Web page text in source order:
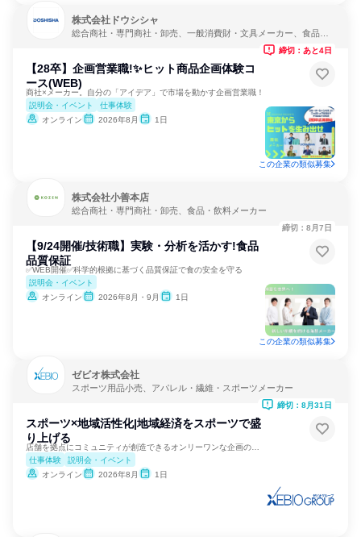
株式会社ドウシシャ
総合商社・専門商社・卸売、一般消費財・文具メーカー、食品・
【28卒】企画営業職!✨ヒット商品企画体験コ
ース(WEB)
商社×メーカー。自分の「アイデア」で市場を動かす企画営業職！
説明会・イベント
仕事体験
オンライン
2026年8月 1日
締切：あと4日
この企業の類似募集
株式会社小善本店
総合商社・専門商社・卸売、食品・飲料メーカー
【9/24開催/技術職】実験・分析を活かす!食品
品質保証
✅WEB開催✅科学的根拠に基づく品質保証で食の安全を守る
説明会・イベント
オンライン
2026年8月・9月 1日
締切：8月7日
この企業の類似募集
ゼビオ株式会社
スポーツ用品小売、アパレル・繊維・スポーツメーカー
スポーツ×地域活性化|地域経済をスポーツで盛
り上げる
仕事体験
説明会・イベント
オンライン
2026年8月 1日
締切：8月31日